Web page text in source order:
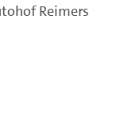
Reimers